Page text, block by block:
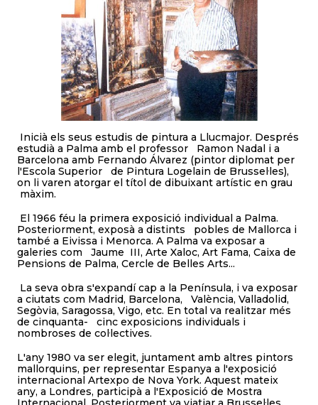
Inicià els seus estudis de pintura a Llucmajor. Després
estudià a Palma amb el professor Ramon Nadal i a
Barcelona amb Fernando Álvarez (pintor diplomat per
l'Escola Superior de Pintura Logelain de Brussel·les),
on li varen atorgar el títol de dibuixant artístic en grau
màxim.
El 1966 féu la primera exposició individual a Palma.
Posteriorment, exposà a distints pobles de Mallorca i
també a Eivissa i Menorca. A Palma va exposar a
galeries com Jaume III, Arte Xaloc, Art Fama, Caixa de
Pensions de Palma, Cercle de Belles Arts...
La seva obra s'expandí cap a la Península, i va exposar
a ciutats com Madrid, Barcelona, València, Valladolid,
Segòvia, Saragossa, Vigo, etc. En total va realitzar més
de cinquanta- cinc exposicions individuals i
nombroses de col·lectives.
L'any 1980 va ser elegit, juntament amb altres pintors
mallorquins, per representar Espanya a l'exposició
internacional Artexpo de Nova York. Aquest mateix
any, a Londres, participà a l'Exposició de Mostra